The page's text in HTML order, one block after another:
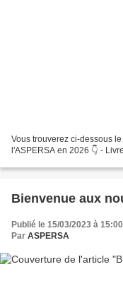
Vous trouverez ci-dessous
Bienvenue aux
Publié le 15/03/2023 à 15:00
Par ASPERSA